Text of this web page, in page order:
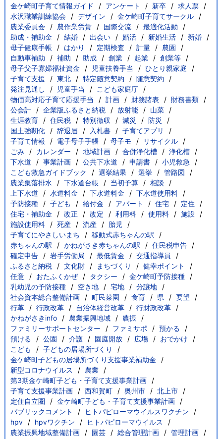
金ケ崎町子育て情報ガイド
アンケート 新卒
求人票
水沢職業訓練協会
デザイン
金ケ崎町子育てサークル
農業委員会
農作業労賃 国際交流
最適化活動
助成・補助金
結婚 出会い 婚活 新婚生活
新婚
母子健康手帳
はかり 定期検査 計量
農園
自動車補助
補助 助成 創業 起業
創業等
母子父子寡婦福祉資金
児童扶養手当
ひとり親家庭
子育て支援
東北 特定随意契約
随意契約
発注見通し
児童手当
こども家庭庁
物価高対応子育て応援手当
計画 財務諸表
財務書類
公会計
企業版ふるさと納税 放射能
山菜
生涯教育
住民税 特別徴収 減災
防災
国土強靭化
辞退届 入札書
子育てアプリ
子育て情報
電子母子手帳 母子モ
リサイクル
ごみ
カレンダー 地域計画 合併浄化槽
浄化槽
下水道
事業計画 公共下水道 申請書
小児救急
こども救急ガイドブック
選挙結果 選挙
管路図
農業集落排水
下水道台帳 当初予算
相談
上下水道
水道料金 下水道料金
下水道使用料
予防接種
子ども 給付金 アパート 住宅
定住
住宅・補助金
改正 改定 利用料 使用料
施設
施設使用料
死産 流産
胎児
子育てにやさしいまち
移動式赤ちゃんの駅
赤ちゃんの駅
かねがさき赤ちゃんの駅
住民税申告
確定申告
岩手労働局 最低賃金
交通指導員
ふるさと納税
文化財 まちづくり
健幸ポイント
任意
おたふくかぜ タクシー
金ケ崎町予防接種
乳幼児の予防接種
空き地 宅地
分譲地
社会資本総合整備計画
町民菜園 食育 県
要望
行革
行政改革 自治体経営改革
行財政改革
かねがさきinfo
農業振興地域
農振
ファミリーサポートセンター
ファミサポ
預かる
預ける
公園 介護 園庭開放 広場
おでかけ
こども
子どもの居場所づくり
金ケ崎町子どもの居場所づくり支援事業補助金
新型コロナウイルス
農業
第3期金ケ崎町子ども・子育て支援事業計画
子育て支援事業計画
西和賀町 奥州市
北上市
定住自立圏
金ケ崎町子ども・子育て支援事業計画
パブリックコメント
ヒトパピローマウイルスワクチン
hpv
hpvワクチン
ヒトパピローマウイルス
農業振興地域整備計画
園芸 総合管理計画
管理計画